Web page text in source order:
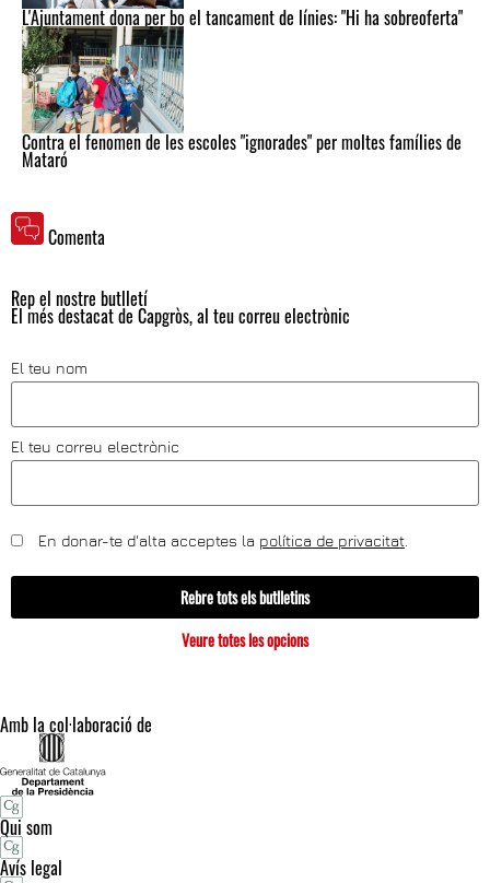
L'Ajuntament dona per bo el tancament de línies: "Hi ha sobreoferta"
Contra el fenomen de les escoles "ignorades" per moltes famílies de
Mataró
Comenta
Rep el nostre butlletí
El més destacat de Capgròs, al teu correu electrònic
El teu nom
El teu correu electrònic
En donar-te d'alta acceptes la política de privacitat
Rebre tots els butlletins
Veure totes les opcions
Amb la col·laboració de
Qui som
Avís legal